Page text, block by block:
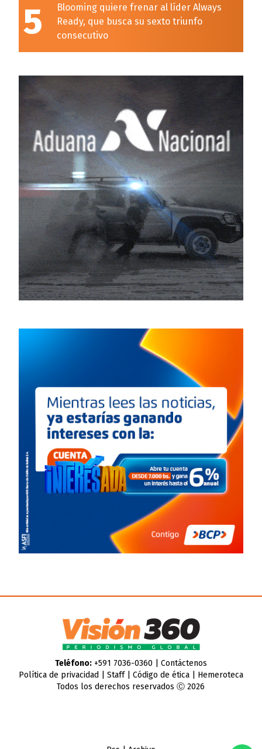
5
Blooming quiere frenar al líder Always
Ready, que busca su sexto triunfo
consecutivo
Teléfono:+591 7036-0360 | Contáctenos
Política de privacidad
Staff| Código de ética| Hemeroteca
Todos los derechos reservados Ⓒ 2026